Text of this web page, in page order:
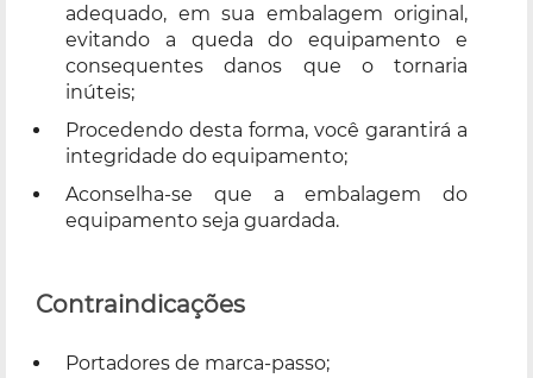
adequado, em sua embalagem original,
evitando a queda do equipamento e
consequentes danos que o tornaria
inúteis;
Procedendo desta forma, você garantirá a
integridade do equipamento;
Aconselha-se que a embalagem do
equipamento seja guardada.
Contraindicações
Portadores de marca-passo;